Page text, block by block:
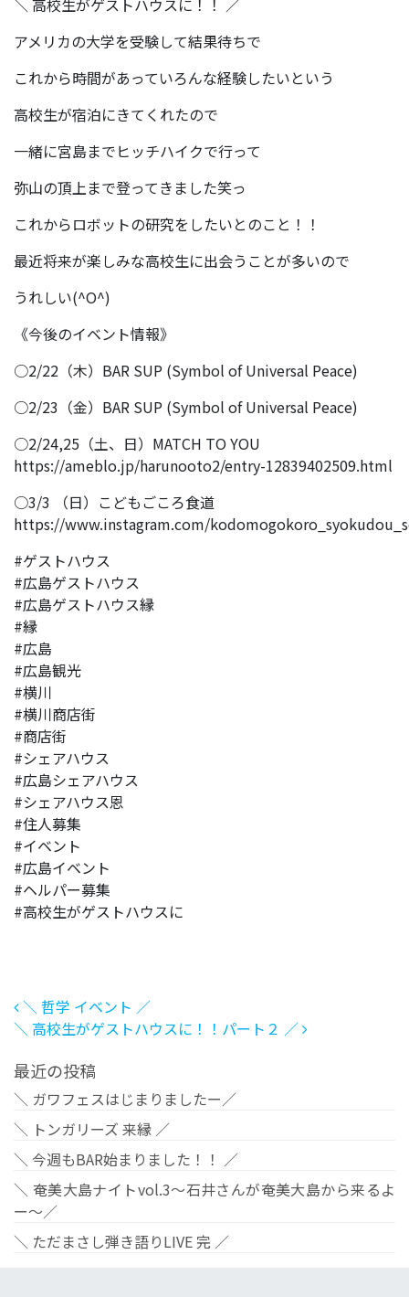
＼ 高校生がゲストハウスに！！ ／
アメリカの大学を受験して結果待ちで
これから時間があっていろんな経験したいという
高校生が宿泊にきてくれたので
一緒に宮島までヒッチハイクで行って
弥山の頂上まで登ってきました笑っ
これからロボットの研究をしたいとのこと！！
最近将来が楽しみな高校生に出会うことが多いので
うれしい(^O^)
《今後のイベント情報》
○2/22（木）BAR SUP (Symbol of Universal Peace)
○2/23（金）BAR SUP (Symbol of Universal Peace)
○2/24,25（土、日）MATCH TO YOU
https://ameblo.jp/harunooto2/entry-12839402509.html
○3/3 （日）こどもごころ食道
https://www.instagram.com/
#ゲストハウス
#広島ゲストハウス
#広島ゲストハウス縁
#縁
#広島
#広島観光
#横川
#横川商店街
#商店街
#シェアハウス
#広島シェアハウス
#シェアハウス恩
#住人募集
#イベント
#広島イベント
#ヘルパー募集
#高校生がゲストハウスに
投稿ナビゲーション
＼ 哲学 イベント ／
＼ 高校生がゲストハウスに！！パート２ ／
最近の投稿
＼ ガワフェスはじまりましたー／
＼ トンガリーズ 来縁 ／
＼ 今週もBAR始まりました！！ ／
＼ 奄美大島ナイトvol.3〜石井さんが奄美大島から来るよ
ー〜／
＼ ただまさし弾き語りLIVE 完 ／